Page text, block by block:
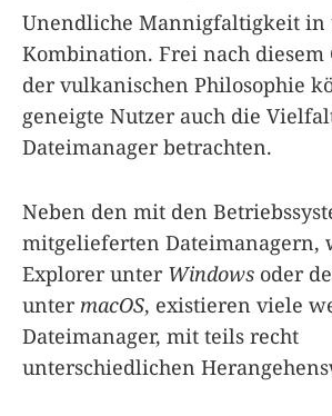
Unendliche Mannigfaltigkeit in
Kombination. Frei nach
der vulkanischen Philosophie
geneigte Nutzer auch die
Dateimanager betrachten.
Neben den mit den
mitgelieferten Dateimanagern,
Explorer unter Windows oder
unter macOS, existieren viele
Dateimanager, mit teils recht
unterschiedlichen